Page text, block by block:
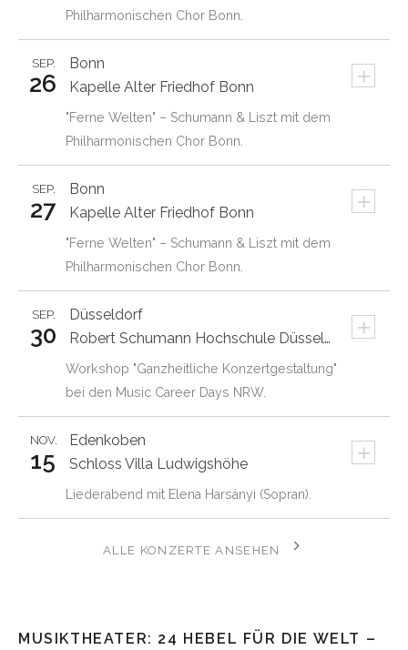
Philharmonischen Chor Bonn.
Bonn +
SEP.
26 Kapelle Alter Friedhof Bonn
"Ferne Welten" – Schumann & Liszt mit dem
Philharmonischen Chor Bonn.
Bonn +
SEP.
27 Kapelle Alter Friedhof Bonn
"Ferne Welten" – Schumann & Liszt mit dem
Philharmonischen Chor Bonn.
Düsseldorf +
SEP.
30 Robert Schumann Hochschule Düsseldorf
Workshop "Ganzheitliche Konzertgestaltung"
bei den Music Career Days NRW.
Edenkoben +
NOV.
15 Schloss Villa Ludwigshöhe
Liederabend mit Elena Harsányi (Sopran).
ALLE KONZERTE ANSEHEN
MUSIKTHEATER: 24 HEBEL FÜR DIE WELT –